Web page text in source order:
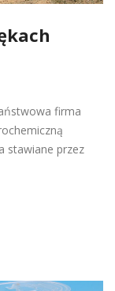
firma
stawiane przez